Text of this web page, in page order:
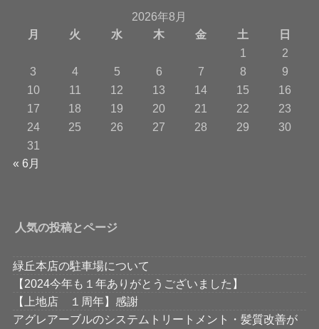
2026年8月
月
火 水 木 金 土
日
1
2
3
4 5 6 7 8
9
10
11 12 13 14 15
16
17
18 19 20 21 22
23
24
25 26 27 28 29
30
31
« 6月
人気の投稿とページ
緑丘本店の駐車場について
【2024今年も１年ありがとうございました】
【上地店 １周年】感謝
アグレアーブルのシステムトリートメント・髪質改善が